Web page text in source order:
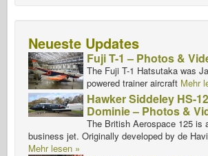
Neueste Updates
Fuji T-1 – Photos &
The Fuji T-1 Hatsutaka was
powered trainer aircraft Mehr
Hawker Siddeley HS-
Dominie – Photos &
The British Aerospace 125 is
business jet. Originally developed by de
Mehr lesen »